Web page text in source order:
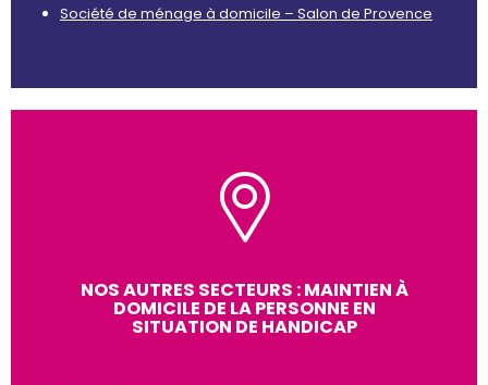
Société de ménage à domicile – Salon de Provence
NOS AUTRES SECTEURS : MAINTIEN À
DOMICILE DE LA PERSONNE EN
SITUATION DE HANDICAP